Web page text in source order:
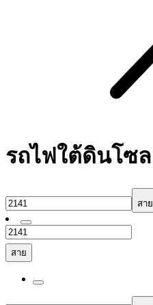
รถไฟใต้ดินโซล
สาย
สาย